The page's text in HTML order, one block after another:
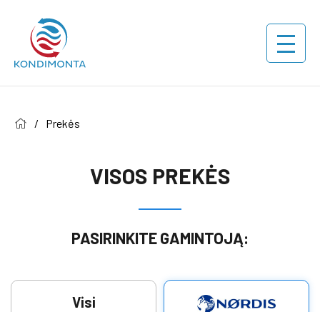
/ Prekės
VISOS PREKĖS
PASIRINKITE GAMINTOJĄ:
Visi